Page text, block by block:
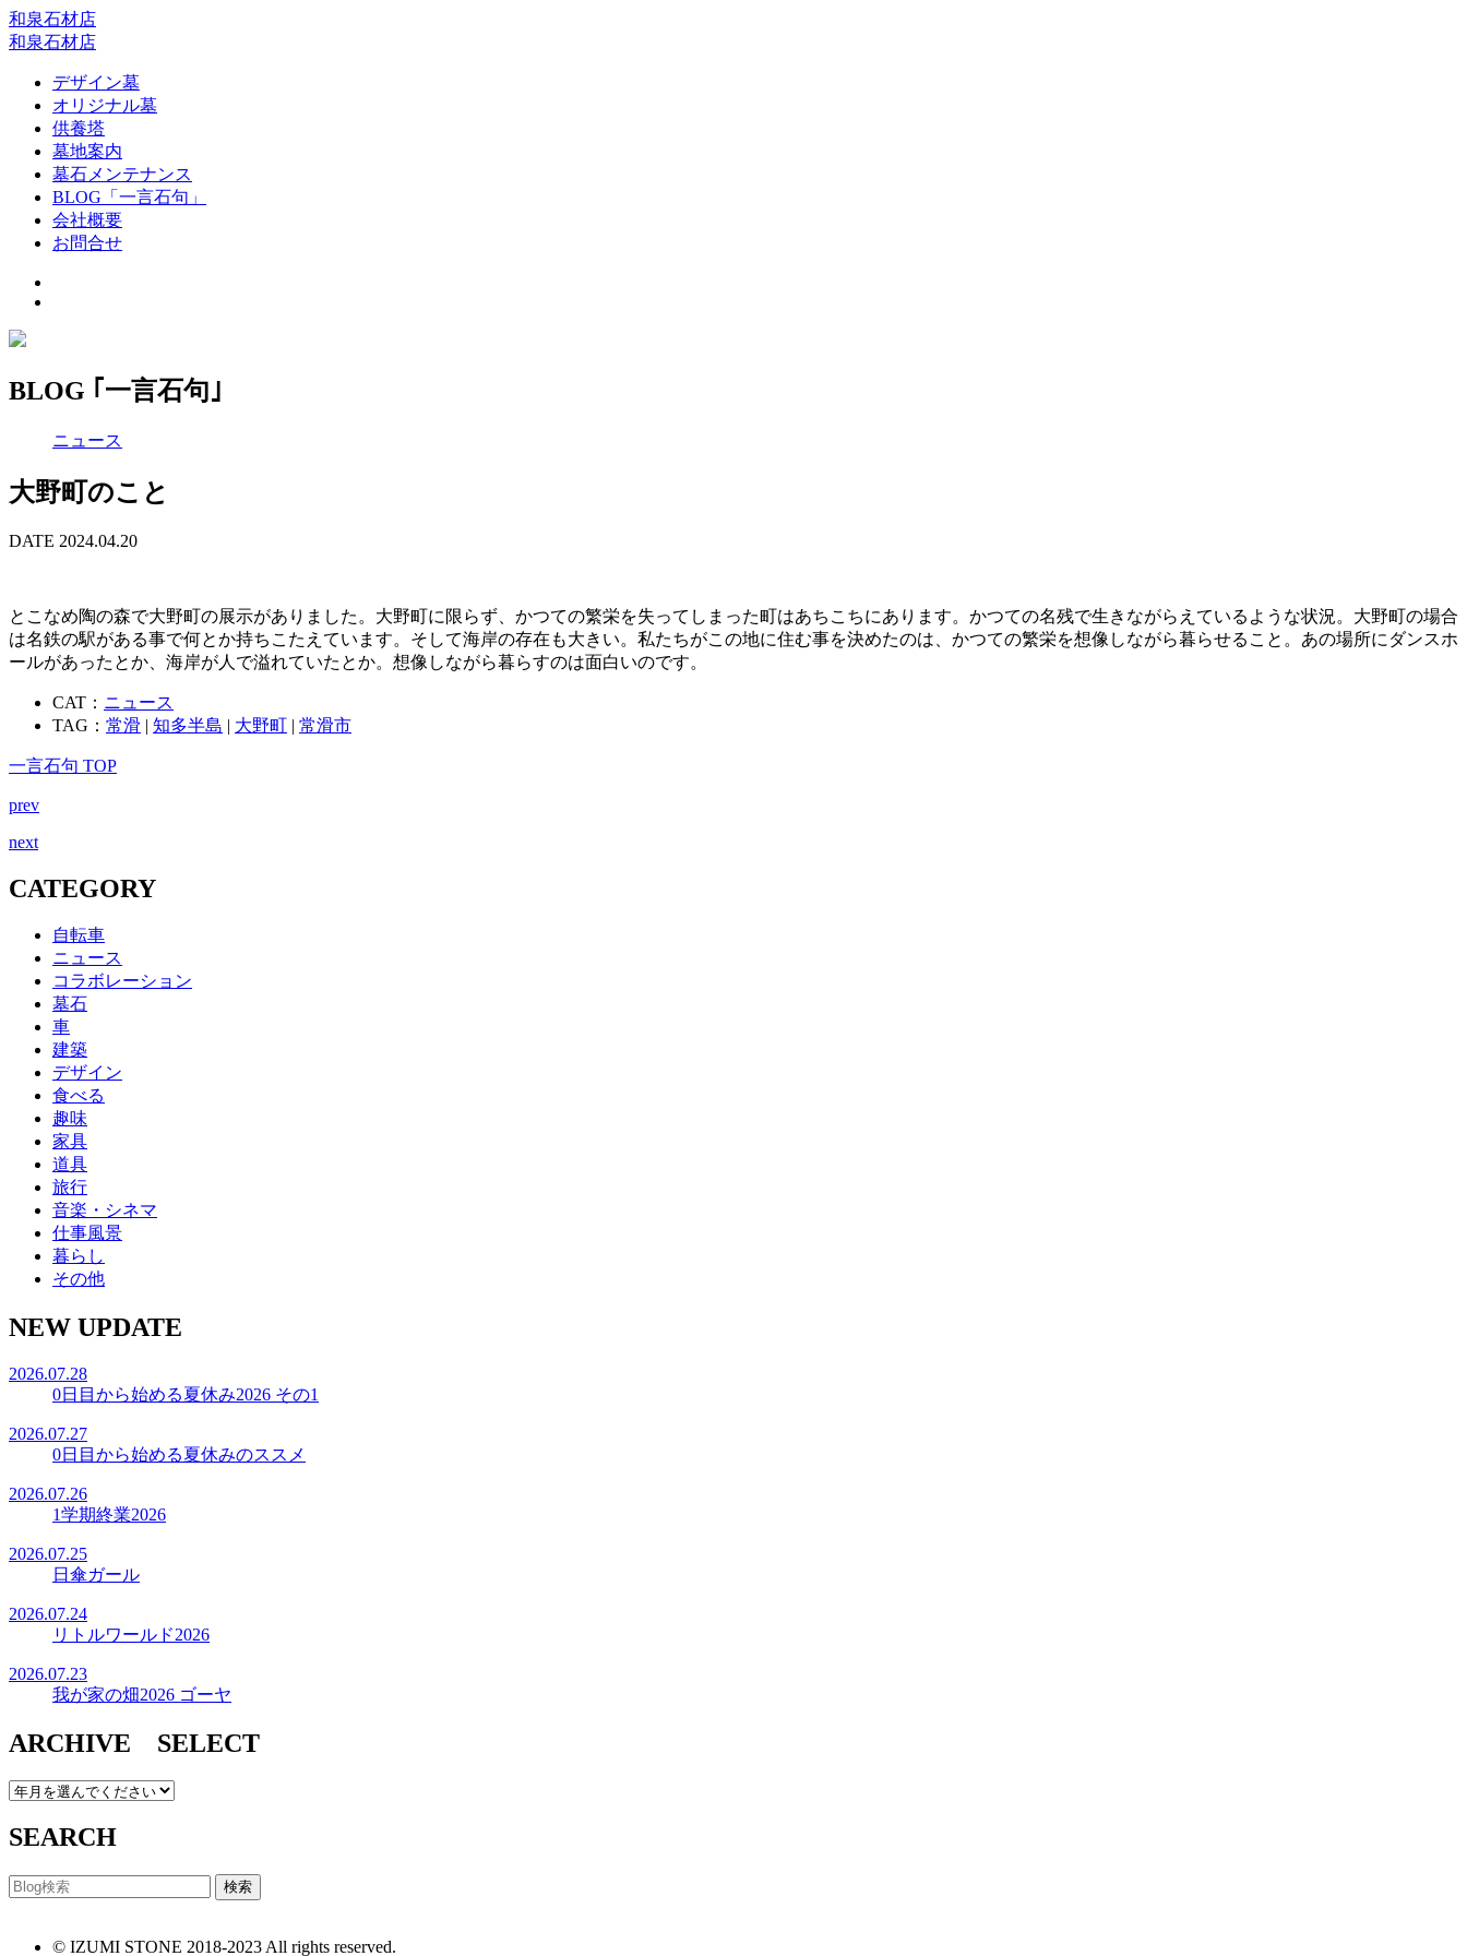
和泉石材店
和泉石材店
デザイン墓
オリジナル墓
供養塔
墓地案内
墓石メンテナンス
BLOG「一言石句」
会社概要
お問合せ
BLOG ｢一言石句｣
ニュース
大野町のこと
DATE 2024.04.20
とこなめ陶の森で大野町の展示がありました。大野町に限らず、かつての繁栄を失ってしまった町はあちこちにあります。かつての名残で生きながらえているような状況。大野町の場合
は名鉄の駅がある事で何とか持ちこたえています。そして海岸の存在も大きい。私たちがこの地に住む事を決めたのは、かつての繁栄を想像しながら暮らせること。あの場所にダンスホ
ールがあったとか、海岸が人で溢れていたとか。想像しながら暮らすのは面白いのです。
CAT： ニュース
TAG： 常滑 | 知多半島 | 大野町 | 常滑市
一言石句 TOP
prev
next
CATEGORY
自転車
ニュース
コラボレーション
墓石
車
建築
デザイン
食べる
趣味
家具
道具
旅行
音楽・シネマ
仕事風景
暮らし
その他
NEW UPDATE
2026.07.28
0日目から始める夏休み2026 その1
2026.07.27
0日目から始める夏休みのススメ
2026.07.26
1学期終業2026
2026.07.25
日傘ガール
2026.07.24
リトルワールド2026
2026.07.23
我が家の畑2026 ゴーヤ
ARCHIVE SELECT
SEARCH
© IZUMI STONE 2018-2023 All rights reserved.